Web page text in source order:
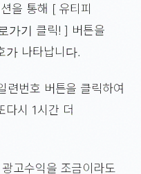
을 통해 [ 유티피
가기 클릭! ] 버튼을
가 나타납니다.
련번호 버튼을 클릭하여
다시 1시간 더
고수익을 조금이라도